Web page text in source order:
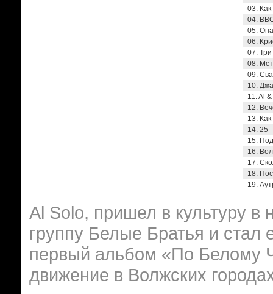
03.
04.
05.
06.
07.
08.
09.
10.
11. Al
12.
13.
14. 25
15.
16.
17.
18.
19.
Al Solo, пришел в культуру в
группу Белые Братья и стал
первый альбом «По Белому
движение в Волжских